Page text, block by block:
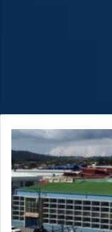
Conozca
las
funciones
que
tendrán
los
alcaldes